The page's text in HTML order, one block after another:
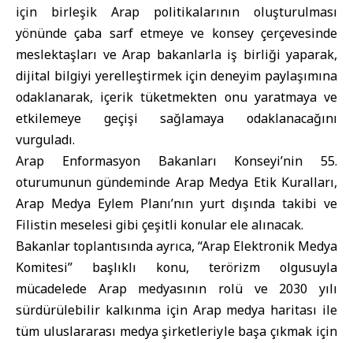
için birleşik Arap politikalarının oluşturulması
yönünde çaba sarf etmeye ve konsey çerçevesinde
meslektaşları ve Arap bakanlarla iş birliği yaparak,
dijital bilgiyi yerelleştirmek için deneyim paylaşımına
odaklanarak, içerik tüketmekten onu yaratmaya ve
etkilemeye geçişi sağlamaya odaklanacağını
vurguladı.
Arap Enformasyon Bakanları Konseyi’nin 55.
oturumunun gündeminde Arap Medya Etik Kuralları,
Arap Medya Eylem Planı’nın yurt dışında takibi ve
Filistin meselesi gibi çeşitli konular ele alınacak.
Bakanlar toplantısında ayrıca, “Arap Elektronik Medya
Komitesi” başlıklı konu, terörizm olgusuyla
mücadelede Arap medyasının rolü ve 2030 yılı
sürdürülebilir kalkınma için Arap medya haritası ile
tüm uluslararası medya şirketleriyle başa çıkmak için